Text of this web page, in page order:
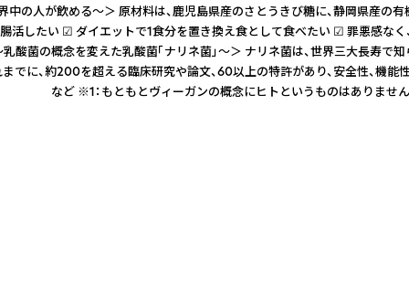
める～＞ 原材料は、鹿児島県産のさとうきび糖に、静岡県産の
い ☑ ダイエットで1食分を置き換え食として食べたい ☑ 罪悪感
念を変えた乳酸菌「ナリネ菌」～＞ ナリネ菌は、世界三大長寿
、約200を超える臨床研究や論文、60以上の特許があり、安全性
：もともとヴィーガンの概念にヒトというものはありません